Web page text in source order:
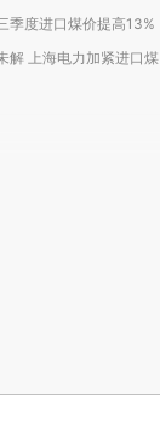
季度进口煤价提高13%
解 上海电力加紧进口煤